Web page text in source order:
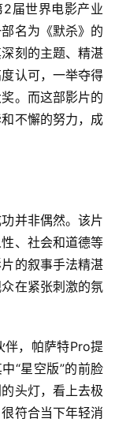
届世界电影产业
名为《默杀》的
刻的主题、精湛
认可，一举夺得
。而这部影片的
不懈的努力，成
并非偶然。该片
、社会和道德等
的叙事手法精湛
在紧张刺激的氛
伴，帕萨特Pro提
“星空版”的前脸
头灯，看上去极
符合当下年轻消